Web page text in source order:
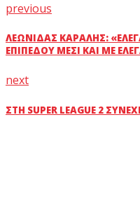
previous
ΛΕΩΝΊΔΑΣ ΚΑΡΑΛΉΣ:
ΕΠΙΠΈΔΟΥ ΜΈΣΙ ΚΑΙ ΜΕ
next
ΣΤΗ SUPER LEAGUE 2